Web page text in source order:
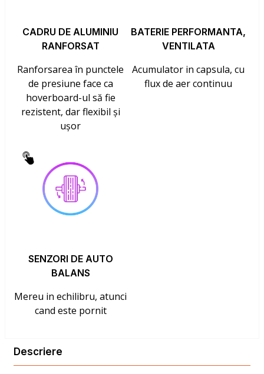
CADRU DE ALUMINIU
RANFORSAT
Ranforsarea în punctele
de presiune face ca
hoverboard-ul să fie
rezistent, dar flexibil și
ușor
BATERIE PERFORMANTA,
VENTILATA
Acumulator in capsula, cu
flux de aer continuu
SENZORI DE AUTO
BALANS
Mereu in echilibru, atunci
cand este pornit
Descriere